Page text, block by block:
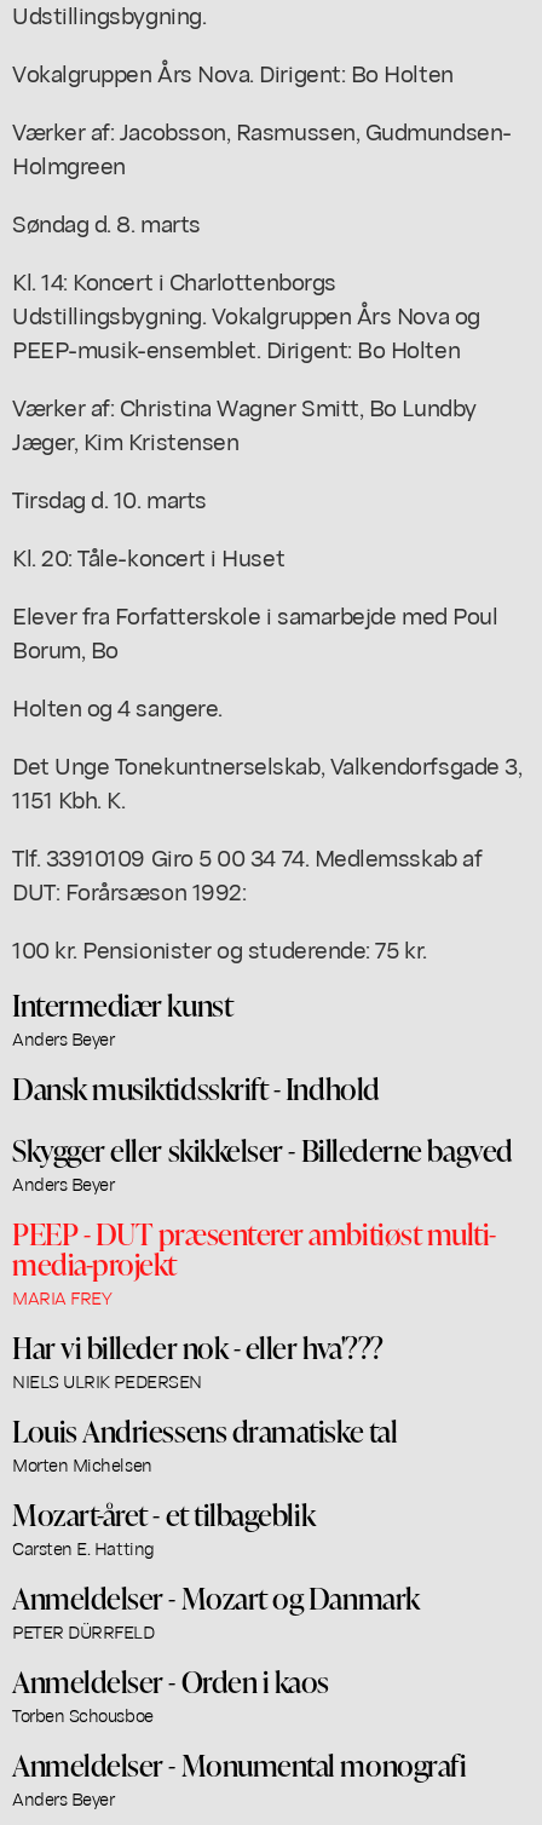
Udstillingsbygning.
Vokalgruppen Års Nova. Dirigent: Bo Holten
Værker af: Jacobsson, Rasmussen, Gudmundsen-
Holmgreen
Søndag d. 8. marts
Kl. 14: Koncert i Charlottenborgs
Udstillingsbygning. Vokalgruppen Års Nova og
PEEP-musik-ensemblet. Dirigent: Bo Holten
Værker af: Christina Wagner Smitt, Bo Lundby
Jæger, Kim Kristensen
Tirsdag d. 10. marts
Kl. 20: Tåle-koncert i Huset
Elever fra Forfatterskole i samarbejde med Poul
Borum, Bo
Holten og 4 sangere.
Det Unge Tonekuntnerselskab, Valkendorfsgade 3,
1151 Kbh. K.
Tlf. 33910109 Giro 5 00 34 74. Medlemsskab af
DUT: Forårsæson 1992:
100 kr. Pensionister og studerende: 75 kr.
Intermediær kunst
Anders Beyer
Dansk musiktidsskrift - Indhold
Skygger eller skikkelser - Billederne bagved
Anders Beyer
PEEP - DUT præsenterer ambitiøst multi-
media-projekt
MARIA FREY
Har vi billeder nok - eller hva'???
NIELS ULRIK PEDERSEN
Louis Andriessens dramatiske tal
Morten Michelsen
Mozart-året - et tilbageblik
Carsten E. Hatting
Anmeldelser - Mozart og Danmark
PETER DÜRRFELD
Anmeldelser - Orden i kaos
Torben Schousboe
Anmeldelser - Monumental monografi
Anders Beyer